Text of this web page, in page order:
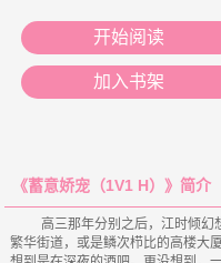
开始阅读
加入书架
《蓄意娇宠（1V1 H）》简介
繁华街道，或是鳞次栉比的高楼大